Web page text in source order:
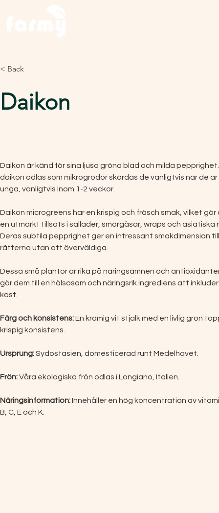
< Back
Daikon
Daikon är känd för sina ljusa gröna blad och milda
daikon odlas som mikrogrödor skördas de vanligtvis när de
unga, vanligtvis inom 1-2 veckor.
Daikon microgreens har en krispig och fräsch smak, vilket gör
en utmärkt tillsats i sallader, smörgåsar, wraps och
Deras subtila pepprighet ger en intressant smakdimension
rätterna utan att överväldiga.
Dessa små plantor är rika på näringsämnen och
gör dem till en hälsosam och näringsrik ingrediens att
kost.
Färg och konsistens: En krämig vit stjälk med en livlig grön
krispig konsistens.
Ursprung: Sydostasien, domesticerad runt Medelhavet.
Frön: Våra ekologiska frön odlas i Longiano, Italien.
Näringsinformation: Innehåller en hög koncentration av
B, C, E och K.